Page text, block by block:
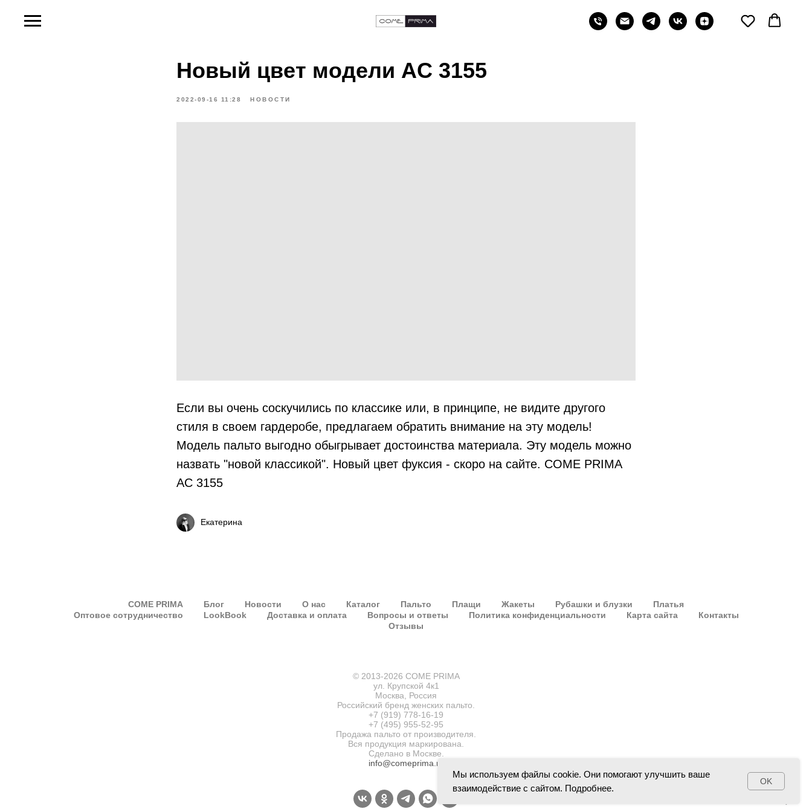
Новый цвет модели AC 3155
2022-09-16 11:28 НОВОСТИ
Если вы очень соскучились по классике или, в принципе, не видите другого
стиля в своем гардеробе, предлагаем обратить внимание на эту модель!
Модель пальто выгодно обыгрывает достоинства материала. Эту модель можно
назвать "новой классикой". Новый цвет фуксия - скоро на сайте. COME PRIMA
AC 3155
Екатерина
COME PRIMA Блог Новости О нас Каталог Пальто Плащи Жакеты Рубашки и блузки
Платья
Оптовое сотрудничество
LookBook Доставка и оплата Вопросы и ответы Политика конфиденциальности Карта сайта
Контакты
Отзывы
© 2013-2026 COME PRIMA
ул. Крупской 4к1
Москва, Россия
Российский бренд женских пальто.
+7 (919) 778-16-19
+7 (495) 955-52-95
Продажа пальто от производителя.
Вся продукция маркирована.
Сделано в Москве.
info@comeprima.ru
Мы используем файлы cookie. Они помогают улучшить ваше
взаимодействие с сайтом. Подробнее.
OK